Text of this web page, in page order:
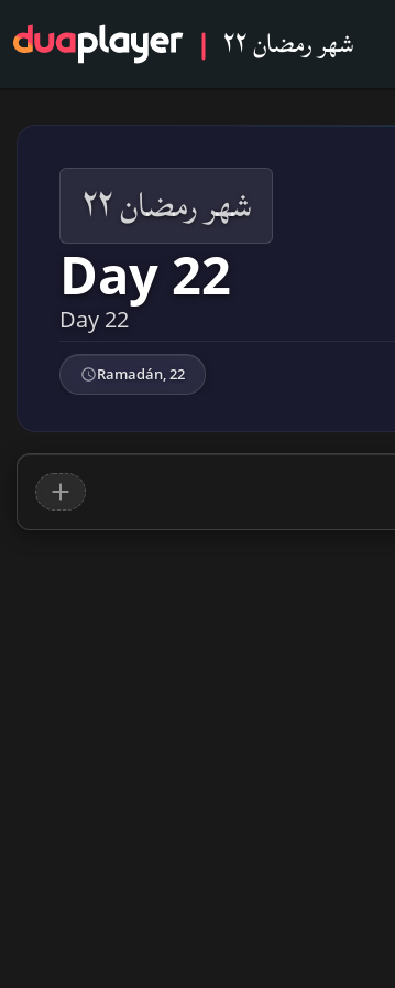
شهر رمضان ٢٢
شهر رمضان ٢٢
Day 22
Day 22
Ramadán, 22